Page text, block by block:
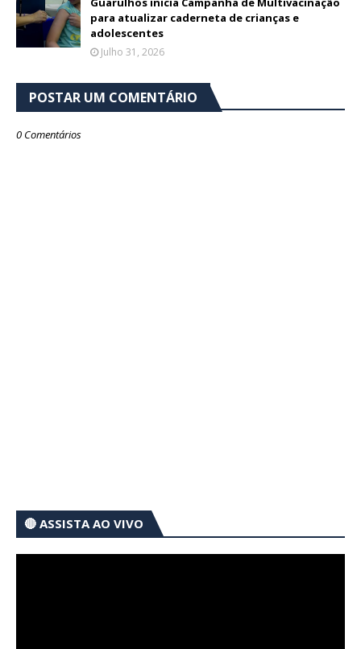
para atualizar caderneta de crianças e
adolescentes
Julho 31, 2026
POSTAR UM COMENTÁRIO
0 Comentários
🔴 ASSISTA AO VIVO